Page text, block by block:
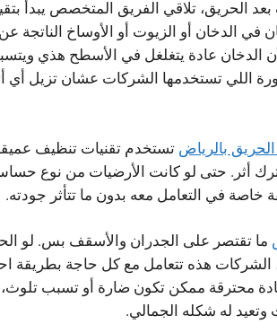
الحريق، تلاقي الفريق المتخصص يبدأ
الدخان أو الزيوت أو الأوساخ الناتجة عن
الدخان عادة يتغلغل في الأسطح هذي
اللي تستخدمها الشركات عشان تزيل أي
بالرياض تستخدم تقنيات تنظيف
أثر. حتى لو كانت الأرضيات من نوع
خاصة في التعامل معه بدون ما تتأثر جودته.
ما تقتصر على الجدران والأسقف بس. لو
الشركات هذه تتعامل مع كل حاجة بطريقة
محترقة ممكن تكون ضارة أو تسبب
له شكله الجمالي.